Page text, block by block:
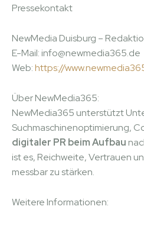
Pressekontakt
NewMedia Duisburg –
E-Mail: info@newmedia365.de
Web:https://
Über NewMedia365:
NewMedia365 unterstützt
Suchmaschinenoptimierung,
digitaler PR beim Aufbau
ist es, Reichweite, Vertrauen
messbar zu stärken.
Weitere Informationen: